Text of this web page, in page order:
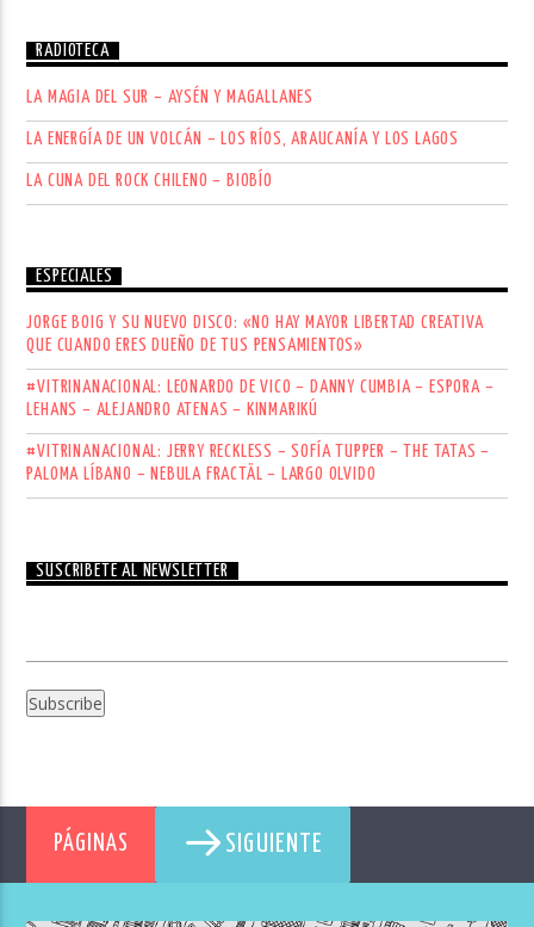
RADIOTECA
LA MAGIA DEL SUR – AYSÉN Y MAGALLANES
LA ENERGÍA DE UN VOLCÁN – LOS RÍOS, ARAUCANÍA Y LOS LAGOS
LA CUNA DEL ROCK CHILENO – BIOBÍO
ESPECIALES
JORGE BOIG Y SU NUEVO DISCO: «NO HAY MAYOR LIBERTAD CREATIVA
QUE CUANDO ERES DUEÑO DE TUS PENSAMIENTOS»
#VITRINANACIONAL: LEONARDO DE VICO – DANNY CUMBIA – ESPORA –
LEHANS – ALEJANDRO ATENAS – KINMARIKÚ
#VITRINANACIONAL: JERRY RECKLESS – SOFÍA TUPPER – THE TATAS –
PALOMA LÍBANO – NEBULA FRACTÄL – LARGO OLVIDO
SUSCRÍBETE AL NEWSLETTER
PÁGINAS SIGUIENTE